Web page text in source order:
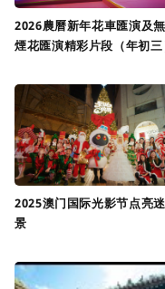
2026農曆新年花車匯演及
煙花匯演精彩片段（年初三
2025澳门国际光影节点亮
景